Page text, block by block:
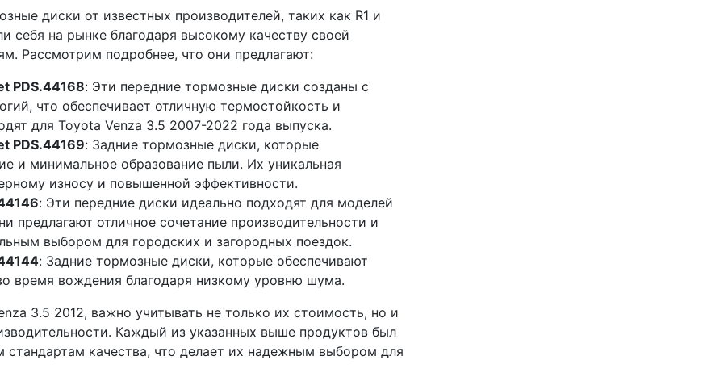
диски от известных производителей, таких как R1 и
себя на рынке благодаря высокому качеству своей
Рассмотрим подробнее, что они предлагают:
PDS.44168: Эти передние тормозные диски созданы с
что обеспечивает отличную термостойкость и
для Toyota Venza 3.5 2007-2022 года выпуска.
PDS.44169: Задние тормозные диски, которые
и минимальное образование пыли. Их уникальная
износу и повышенной эффективности.
: Эти передние диски идеально подходят для моделей
предлагают отличное сочетание производительности и
выбором для городских и загородных поездок.
: Задние тормозные диски, которые обеспечивают
время вождения благодаря низкому уровню шума.
3.5 2012, важно учитывать не только их стоимость, но и
Каждый из указанных выше продуктов был
стандартам качества, что делает их надежным выбором для